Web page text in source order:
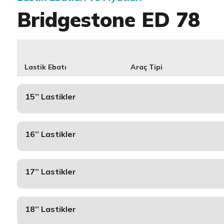
Bridgestone ED 78
Lastik Ebatı Araç Tipi
15’’ Lastikler
16’’ Lastikler
17’’ Lastikler
18’’ Lastikler